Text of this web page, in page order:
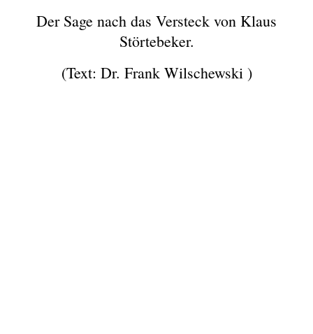
Der Sage nach das Versteck von Klaus
Störtebeker.
(Text: Dr. Frank Wilschewski )